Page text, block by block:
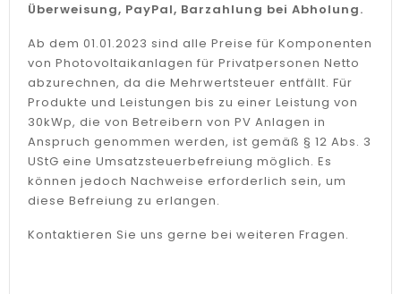
Überweisung, PayPal, Barzahlung bei Abholung.
Ab dem 01.01.2023 sind alle Preise für Komponenten
von Photovoltaikanlagen für Privatpersonen Netto
abzurechnen, da die Mehrwertsteuer entfällt. Für
Produkte und Leistungen bis zu einer Leistung von
30kWp, die von Betreibern von PV Anlagen in
Anspruch genommen werden, ist gemäß § 12 Abs. 3
UStG eine Umsatzsteuerbefreiung möglich. Es
können jedoch Nachweise erforderlich sein, um
diese Befreiung zu erlangen.
Kontaktieren Sie uns gerne bei weiteren Fragen.